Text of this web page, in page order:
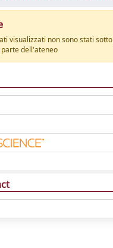
visualizzati non sono stati
dell'ateneo